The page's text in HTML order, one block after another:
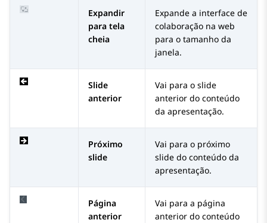
Expandir
para tela
cheia
Expande a interface de
colaboração na web
para o tamanho da
janela.
Slide
anterior
Vai para o slide
anterior do conteúdo
da apresentação.
Próximo
slide
Vai para o próximo
slide do conteúdo da
apresentação.
Página
anterior
Vai para a página
anterior do conteúdo